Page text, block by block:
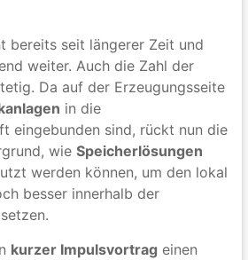
bereits seit längerer Zeit und
weiter. Auch die Zahl der
Da auf der Erzeugungsseite
in die
eingebunden sind, rückt nun die
wie Speicherlösungen
werden können, um den lokal
besser innerhalb der
kurzer Impulsvortrag einen